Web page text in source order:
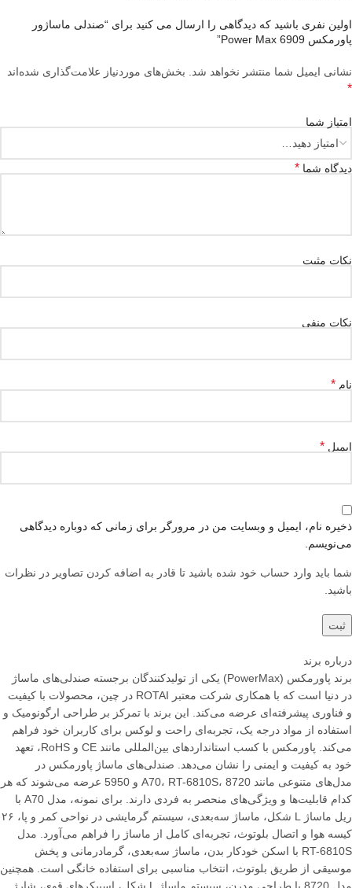
اولین نفری باشید که دیدگاهی را ارسال می کنید برای “صندلی ماساژور
پاورمکس Power Max 6909”
نشانی ایمیل شما منتشر نخواهد شد. بخش‌های موردنیاز علامت‌گذاری شده‌اند
*
امتیاز شما
دیدگاه شما *
نکات مثبت
نکات منفی
نام *
ایمیل *
ذخیره نام، ایمیل و وبسایت من در مرورگر برای زمانی که دوباره دیدگاهی
می‌نویسم.
شما باید وارد حساب خود شده باشید تا قادر به اضافه کردن تصاویر در نظرات
باشید.
درباره برند
برند پاورمکس (PowerMax) یکی از تولیدکنندگان برجسته صندلی‌های ماساژ
در دنیا است که با همکاری شرکت معتبر ROTAI در چین، محصولات با کیفیت
و فناوری پیشرفته‌ای عرضه می‌کند. این برند با تمرکز بر طراحی ارگونومیک و
استفاده از مواد درجه یک، تجربه‌ای راحت و لوکس برای کاربران خود فراهم
می‌کند. پاورمکس با کسب استانداردهای بین‌المللی مانند CE و RoHS، تعهد
خود به کیفیت و ایمنی را نشان می‌دهد. صندلی‌های ماساژ پاورمکس در
مدل‌های متنوعی مانند A70، RT-6810S، 8720 و 5950 عرضه می‌شوند که هر
کدام قابلیت‌ها و ویژگی‌های منحصر به فردی دارند. برای نمونه، مدل A70 با
ریل ماساژ L شکل، ماساژ سه‌بعدی، سیستم گرمایشی در نواحی کمر و پا، ۲۶
کیسه هوا و اتصال بلوتوث، تجربه‌ای کامل از ماساژ را فراهم می‌آورد. مدل
RT-6810S با اسکن خودکار بدن، ماساژ سه‌بعدی، گرمادرمانی و پخش
موسیقی از طریق بلوتوث، انتخاب مناسبی برای استفاده خانگی است. همچنین
مدل 8720 با طراحی مدرن، سیستم ماساژ L شکل، اسپیکرهای قوی، شارژ